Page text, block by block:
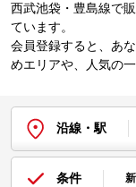
西武池袋・豊島線で
ています。
会員登録すると、あ
めエリアや、人気の
沿線・駅
条件